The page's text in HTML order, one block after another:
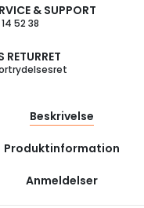
& SUPPORT
52 38
Beskrivelse
Produktinformation
Anmeldelser